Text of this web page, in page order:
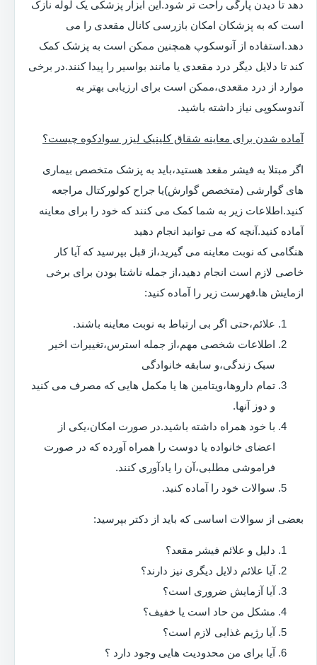
دهد تا دیدن پارگی راحت تر شود.این ابزار پزشکی یک لوله نازک
است که به پزشکان امکان بازرسی کانال مقعدی را می
دهد.استفاده از آنوسکوپ همچنین ممکن است به پزشک کمک
کند تا دلایل دیگر درد مقعدی یا مانند بواسیر را پیدا کنند.در برخی
موارد از درد مقعدی،ممکن است برای ارزیابی بهتر به
آندوسکوپی نیاز داشته باشید.
آماده شدن برای معاینه شقاق کلینیک لیزر سوادکوه چیست؟
اگر مبتلا به فیشر مقعد هستید،باید به پزشک متخصص بیماری
های گوارشی (متخصص گوارش)یا جراح کولورکتال مراجعه
کنید.اطلاعات زیر به شما کمک می کنند که خود را برای معاینه
آماده کنید.آنچه که می توانید انجام دهید
هنگامی که نوبت معاینه می گیرید،از قبل بپرسید که آیا کار
خاصی لازم است انجام دهید،از جمله ناشتا بودن برای برخی
ازمایش ها.فهرست زیر را آماده کنید:
علائم،حتی اگر بی ارتباط به نوبت معاینه باشند.
اطلاعات شخصی مهم،از جمله استرس،تغییرات اخیر
سبک زندگی،و سابقه خانوادگی
تمام داروها،ویتامین ها یا مکمل هایی که مصرف می کنید
و دوز آنها.
با خود همراه داشته باشید.در صورت امکان،یکی از
اعضای خانواده یا دوست را همراه آورده که در صورت
فراموشی مطلبی،آن را یادآوری کنند.
سوالات خود را آماده کنید.
بعضی از سوالات اساسی که باید از دکتر بپرسید:
دلیل و علائم فیشر مقعد؟
آیا علائم دلایل دیگری نیز دارند؟
آیا آزمایش ضروری است؟
مشکل من حاد است یا خفیف؟
آیا رژیم غذایی لازم است؟
آیا برای من محدودیت هایی وجود دارد ؟